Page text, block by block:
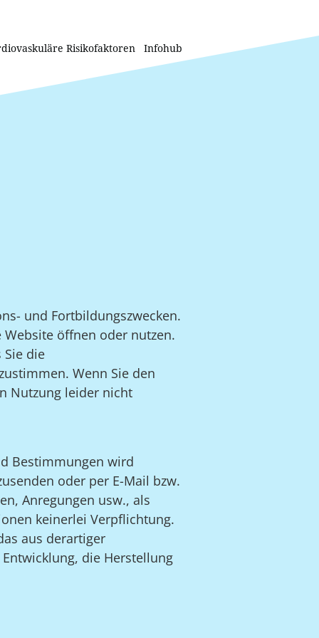
Risikofaktoren Infohub
und Fortbildungszwecken.
öffnen oder nutzen.
die
Wenn Sie den
Nutzung leider nicht
Bestimmungen wird
oder per E-Mail bzw.
Anregungen usw., als
keinerlei Verpflichtung.
aus derartiger
die Herstellung